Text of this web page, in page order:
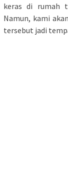
keras di rumah
Namun, kami
tersebut jadi